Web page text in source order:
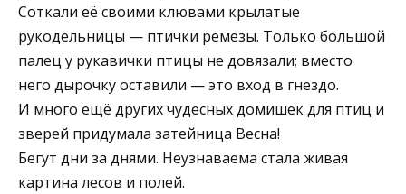
Соткали её своими клювами крылатые
рукодельницы — птички ремезы. Только большой
палец у рукавички птицы не довязали; вместо
него дырочку оставили — это вход в гнездо.
И много ещё других чудесных домишек для птиц и
зверей придумала затейница Весна!
Бегут дни за днями. Неузнаваема стала живая
картина лесов и полей.